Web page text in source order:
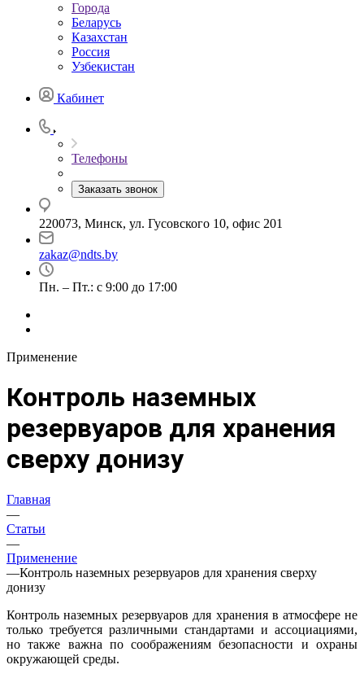
Города
Беларусь
Казахстан
Россия
Узбекистан
Кабинет
Телефоны
Заказать звонок
220073, Минск, ул. Гусовского 10, офис 201
zakaz@ndts.by
Пн. – Пт.: с 9:00 до 17:00
Применение
Контроль наземных
резервуаров для хранения
сверху донизу
Главная
—
Статьи
—
Применение
—Контроль наземных резервуаров для хранения сверху
донизу
Контроль наземных резервуаров для хранения в атмосфере не
только требуется различными стандартами и ассоциациями,
но также важна по соображениям безопасности и охраны
окружающей среды.